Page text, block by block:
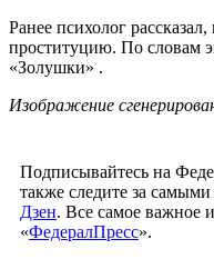
Ранее психолог
проституцию. По словам
«Золушки» .
Изображение
Подписывайтесь на
также следите за
Дзен. Все самое важное
«ФедералПресс».